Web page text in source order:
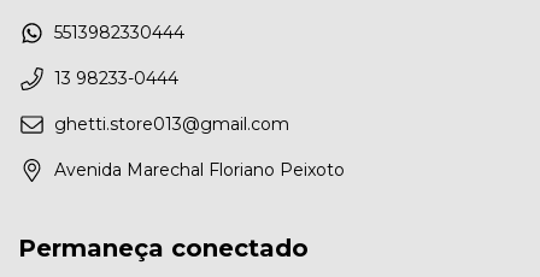
5513982330444
13 98233-0444
ghetti.store013@gmail.com
Avenida Marechal Floriano Peixoto
Permaneça conectado